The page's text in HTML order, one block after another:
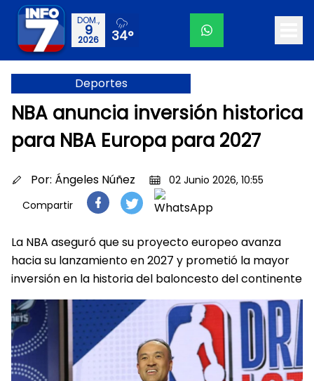
DOM.,
9
2026 34°
Deportes
NBA anuncia inversión historica
para NBA Europa para 2027
Por: Ángeles Núñez
02 Junio 2026, 10:55
Compartir
La NBA aseguró que su proyecto europeo avanza
hacia su lanzamiento en 2027 y prometió la mayor
inversión en la historia del baloncesto del continente